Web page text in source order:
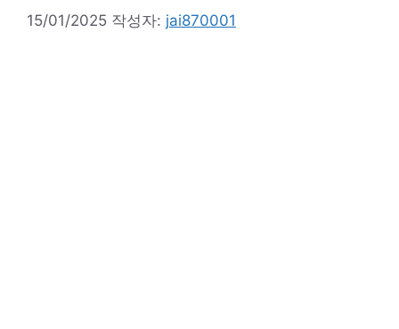
15/01/2025 작성자: jai870001